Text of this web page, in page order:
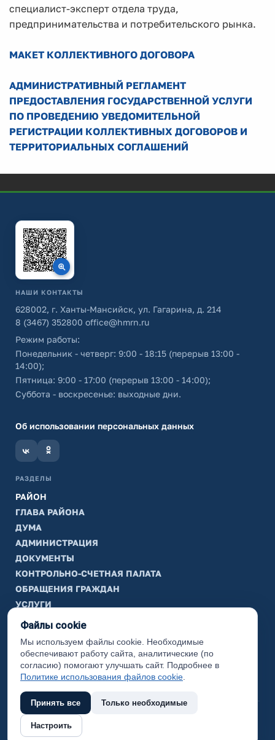
специалист-эксперт отдела труда,
предпринимательства и потребительского рынка.
МАКЕТ КОЛЛЕКТИВНОГО ДОГОВОРА
АДМИНИСТРАТИВНЫЙ РЕГЛАМЕНТ
ПРЕДОСТАВЛЕНИЯ ГОСУДАРСТВЕННОЙ УСЛУГИ
ПО ПРОВЕДЕНИЮ УВЕДОМИТЕЛЬНОЙ
РЕГИСТРАЦИИ КОЛЛЕКТИВНЫХ ДОГОВОРОВ И
ТЕРРИТОРИАЛЬНЫХ СОГЛАШЕНИЙ
НАШИ КОНТАКТЫ
628002, г. Ханты-Мансийск, ул. Гагарина, д. 214
8 (3467) 352800 office@hmrn.ru
Режим работы:
Понедельник - четверг: 9:00 - 18:15 (перерыв 13:00 -
14:00);
Пятница: 9:00 - 17:00 (перерыв 13:00 - 14:00);
Суббота - воскресенье: выходные дни.
Об использовании персональных данных
РАЗДЕЛЫ
РАЙОН
ГЛАВА РАЙОНА
ДУМА
АДМИНИСТРАЦИЯ
ДОКУМЕНТЫ
КОНТРОЛЬНО-СЧЕТНАЯ ПАЛАТА
ОБРАЩЕНИЯ ГРАЖДАН
УСЛУГИ
ТИК
ИНФОРМАЦИЯ
Законодательная карта
Карта сайта
(с) 2017 Ханты-Мансийский район, официальный сайт
администрации
Файлы cookie
Мы используем файлы cookie. Необходимые
обеспечивают работу сайта, аналитические (по
согласию) помогают улучшать сайт. Подробнее в
Политике использования файлов cookie
Принять все Только необходимые
Настроить